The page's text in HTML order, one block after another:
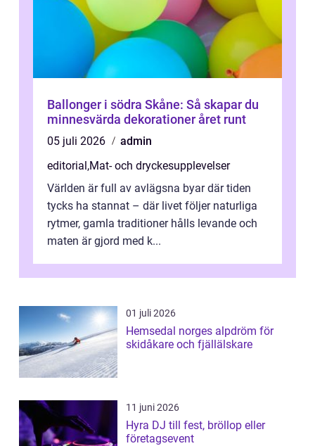
Ballonger i södra Skåne: Så skapar du
minnesvärda dekorationer året runt
05 juli 2026
admin
editorial ,Mat- och dryckesupplevelser
Världen är full av avlägsna byar där tiden
tycks ha stannat – där livet följer naturliga
rytmer, gamla traditioner hålls levande och
maten är gjord med k...
01 juli 2026
Hemsedal norges alpdröm för
skidåkare och fjällälskare
11 juni 2026
Hyra DJ till fest, bröllop eller
företagsevent